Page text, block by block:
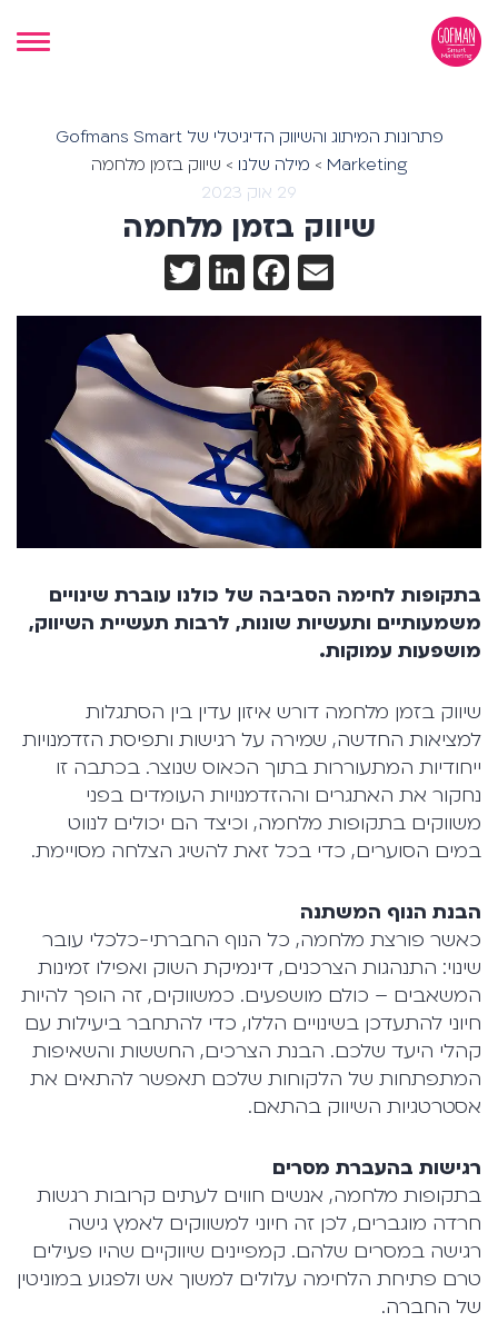
פתרונות המיתוג והשיווק הדיגיטלי של Gofmans Smart
Marketing
> מילה שלנו > שיווק בזמן מלחמה
29 אוק 2023
שיווק בזמן מלחמה
Email
Facebook
LinkedIn
בתקופות לחימה הסביבה של כולנו עוברת שינויים
משמעותיים ותעשיות שונות, לרבות תעשיית השיווק,
מושפעות עמוקות.
שיווק בזמן מלחמה דורש איזון עדין בין הסתגלות
למציאות החדשה, שמירה על רגישות ותפיסת הזדמנויות
ייחודיות המתעוררות בתוך הכאוס שנוצר. בכתבה זו
נחקור את האתגרים וההזדמנויות העומדים בפני
משווקים בתקופות מלחמה, וכיצד הם יכולים לנווט
במים הסוערים, כדי בכל זאת להשיג הצלחה מסויימת.
הבנת הנוף המשתנה
כאשר פורצת מלחמה, כל הנוף החברתי-כלכלי עובר
שינוי: התנהגות הצרכנים, דינמיקת השוק ואפילו זמינות
המשאבים – כולם מושפעים. כמשווקים, זה הופך להיות
חיוני להתעדכן בשינויים הללו, כדי להתחבר ביעילות עם
קהלי היעד שלכם. הבנת הצרכים, החששות והשאיפות
המתפתחות של הלקוחות שלכם תאפשר להתאים את
אסטרטגיות השיווק בהתאם.
רגישות בהעברת מסרים
בתקופות מלחמה, אנשים חווים לעתים קרובות רגשות
חרדה מוגברים, לכן זה חיוני למשווקים לאמץ גישה
רגישה במסרים שלהם. קמפיינים שיווקיים שהיו פעילים
טרם פתיחת הלחימה עלולים למשוך אש ולפגוע במוניטין
של החברה.